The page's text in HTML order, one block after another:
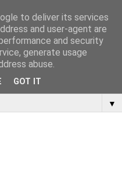
▼
to deliver its services
and user-agent are
and security
generate usage
abuse.
GOT IT